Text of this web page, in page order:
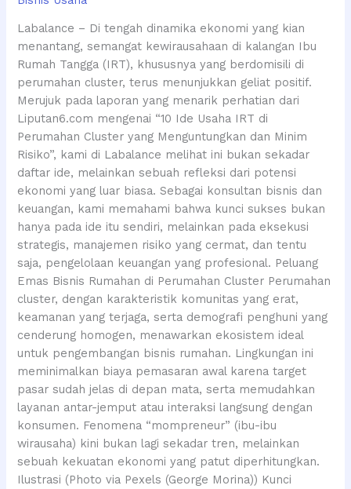
Labalance – Di tengah dinamika ekonomi yang kian
menantang, semangat kewirausahaan di kalangan Ibu
Rumah Tangga (IRT), khususnya yang berdomisili di
perumahan cluster, terus menunjukkan geliat positif.
Merujuk pada laporan yang menarik perhatian dari
Liputan6.com mengenai “10 Ide Usaha IRT di
Perumahan Cluster yang Menguntungkan dan Minim
Risiko”, kami di Labalance melihat ini bukan sekadar
daftar ide, melainkan sebuah refleksi dari potensi
ekonomi yang luar biasa. Sebagai konsultan bisnis dan
keuangan, kami memahami bahwa kunci sukses bukan
hanya pada ide itu sendiri, melainkan pada eksekusi
strategis, manajemen risiko yang cermat, dan tentu
saja, pengelolaan keuangan yang profesional. Peluang
Emas Bisnis Rumahan di Perumahan Cluster Perumahan
cluster, dengan karakteristik komunitas yang erat,
keamanan yang terjaga, serta demografi penghuni yang
cenderung homogen, menawarkan ekosistem ideal
untuk pengembangan bisnis rumahan. Lingkungan ini
meminimalkan biaya pemasaran awal karena target
pasar sudah jelas di depan mata, serta memudahkan
layanan antar-jemput atau interaksi langsung dengan
konsumen. Fenomena “mompreneur” (ibu-ibu
wirausaha) kini bukan lagi sekadar tren, melainkan
sebuah kekuatan ekonomi yang patut diperhitungkan.
Ilustrasi (Photo via Pexels (George Morina)) Kunci